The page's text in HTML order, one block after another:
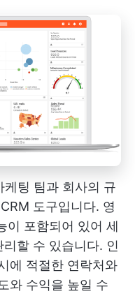
팅 팀과 회사의 규
도구입니다. 영
이 포함되어 있어 세
할 수 있습니다. 인
에 적절한 연락처와
와 수익을 높일 수